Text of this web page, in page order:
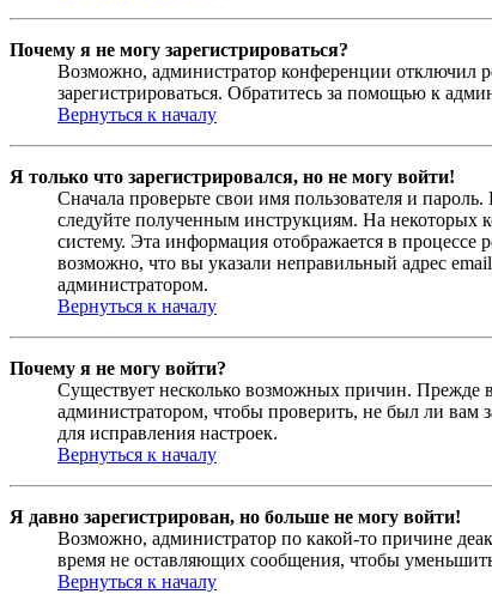
Почему я не могу зарегистрироваться?
Возможно, администратор конференции отключил
зарегистрироваться. Обратитесь за помощью к
Вернуться к началу
Я только что зарегистрировался, но не могу войти!
Сначала проверьте свои имя пользователя и
следуйте полученным инструкциям. На некоторых
систему. Эта информация отображается в
возможно, что вы указали неправильный адрес
администратором.
Вернуться к началу
Почему я не могу войти?
Существует несколько возможных причин. Прежде
администратором, чтобы проверить, не был ли
для исправления настроек.
Вернуться к началу
Я давно зарегистрирован, но больше не могу войти!
Возможно, администратор по какой-то причине
время не оставляющих сообщения, чтобы уменьшить
Вернуться к началу